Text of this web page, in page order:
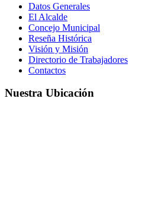
Datos Generales
El Alcalde
Concejo Municipal
Reseña Histórica
Visión y Misión
Directorio de Trabajadores
Contactos
Nuestra Ubicación